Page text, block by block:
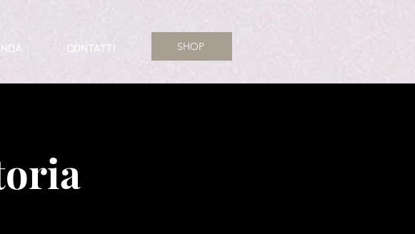
CONTATTI SHOP